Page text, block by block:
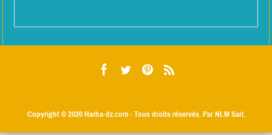
Copyright © 2020Harba-dz.com- Tous droits réservés. Par NLM Sarl.